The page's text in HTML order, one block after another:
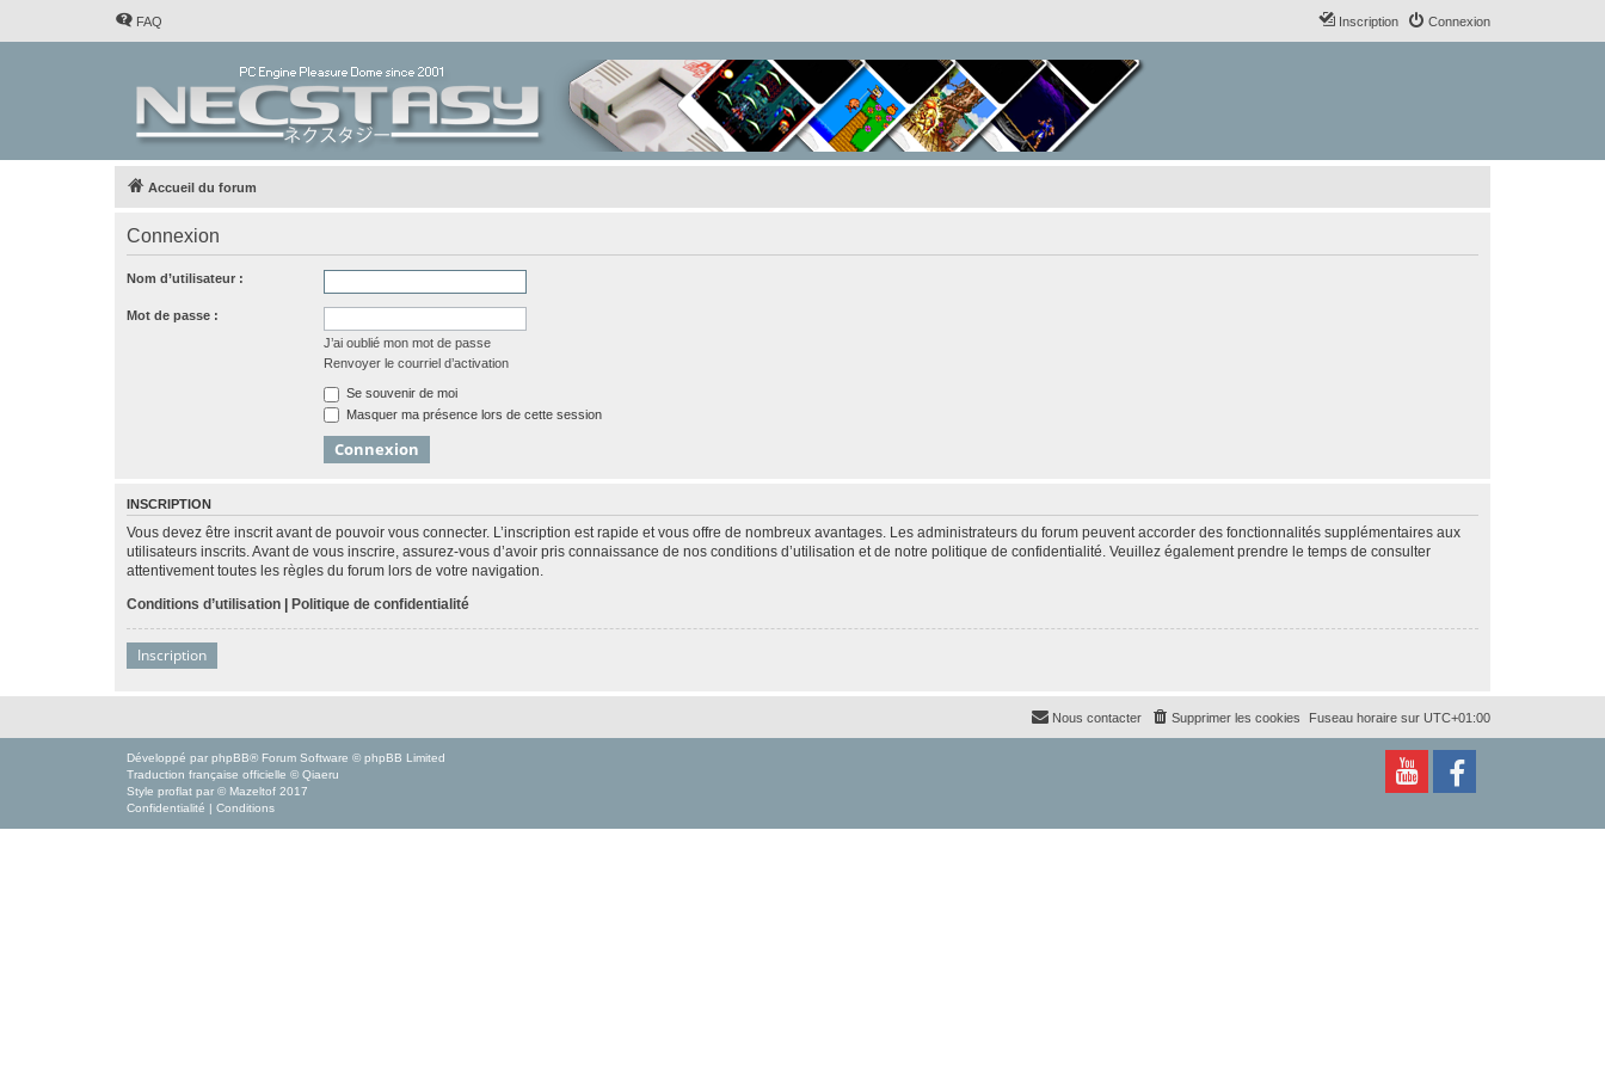
FAQ Connexion
Inscription
Accueil du forum
Connexion
Nom d’utilisateur :
Mot de passe :
J’ai oublié mon mot de passe
Renvoyer le courriel d’activation
Se souvenir de moi
Masquer ma présence lors de cette session
INSCRIPTION
Vous devez être inscrit avant de pouvoir vous connecter. L’inscription est rapide et vous offre de nombreux avantages. Les administrateurs du forum peuvent accorder des fonctionnalités supplémentaires aux
utilisateurs inscrits. Avant de vous inscrire, assurez-vous d’avoir pris connaissance de nos conditions d’utilisation et de notre politique de confidentialité. Veuillez également prendre le temps de consulter
attentivement toutes les règles du forum lors de votre navigation.
Conditions d’utilisation | Politique de confidentialité
Inscription
Fuseau horaire sur UTC+01:00
Supprimer les cookies
Nous contacter
Développé par phpBB® Forum Software © phpBB Limited
Traduction française officielle © Qiaeru
Style proflat par © Mazeltof 2017
Confidentialité | Conditions